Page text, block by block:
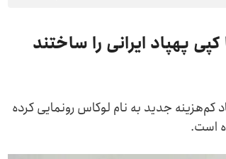
پهپاد ایرانی را ساختند
کم‌هزینه جدید به نام لوکاس رونمایی کرده
است.